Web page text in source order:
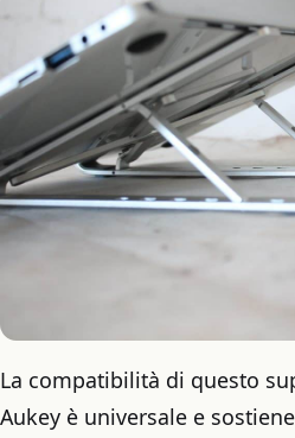
La compatibilità di questo
Aukey è universale e